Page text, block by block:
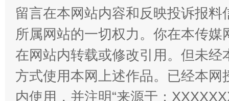
解纷+调解+退费，一次搞定
留言在本网站内容和反映投诉报
所属网站的一切权力。你在本传
在网站内转载或修改引用。但未
方式使用本网上述作品。已经本
内使用，并注明“来源于：